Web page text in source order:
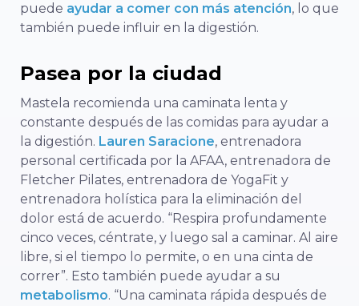
puede ayudar a comer con más atención, lo que
también puede influir en la digestión.
Pasea por la ciudad
Mastela recomienda una caminata lenta y
constante después de las comidas para ayudar a
la digestión. Lauren Saracione, entrenadora
personal certificada por la AFAA, entrenadora de
Fletcher Pilates, entrenadora de YogaFit y
entrenadora holística para la eliminación del
dolor está de acuerdo. “Respira profundamente
cinco veces, céntrate, y luego sal a caminar. Al aire
libre, si el tiempo lo permite, o en una cinta de
correr”. Esto también puede ayudar a su
metabolismo. “Una caminata rápida después de